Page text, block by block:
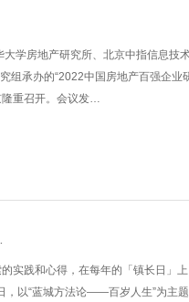
学房地产研究所、北京中指信息技
组承办的“2022中国房地产百强企业
隆重召开。会议发…
实践和心得，在每年的「镇长日」
，以“蓝城方法论——百岁人生”为主